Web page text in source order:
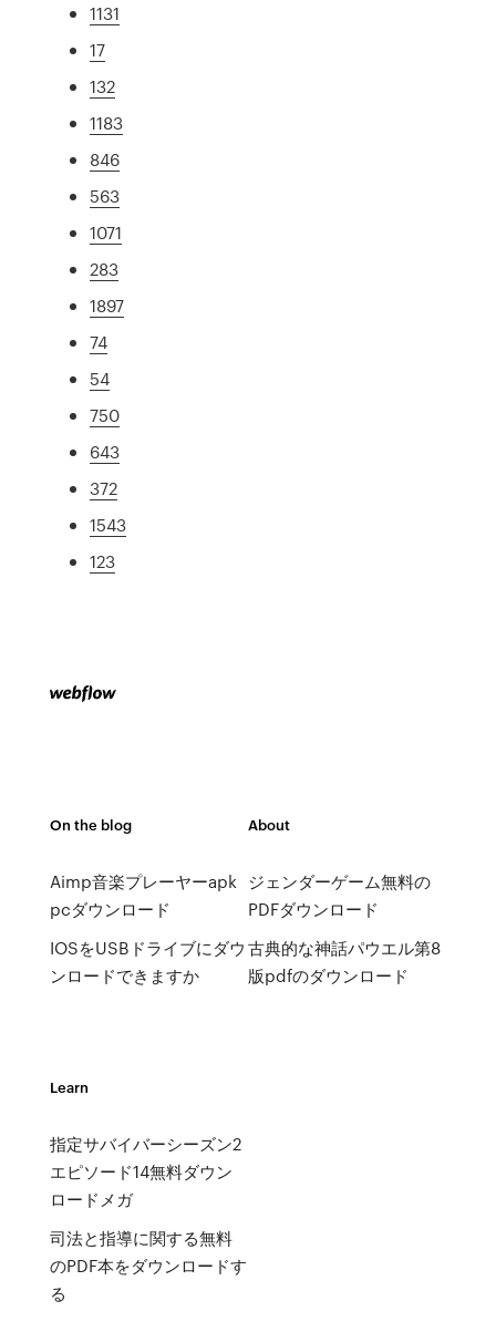
1131
17
132
1183
846
563
1071
283
1897
74
54
750
643
372
1543
123
On the blog
Aimp音楽プレーヤーapk
pcダウンロード
IOSをUSBドライブにダウ
ンロードできますか
About
ジェンダーゲーム無料の
PDFダウンロード
古典的な神話パウエル第8
版pdfのダウンロード
Learn
指定サバイバーシーズン2
エピソード14無料ダウン
ロードメガ
司法と指導に関する無料
のPDF本をダウンロードす
る